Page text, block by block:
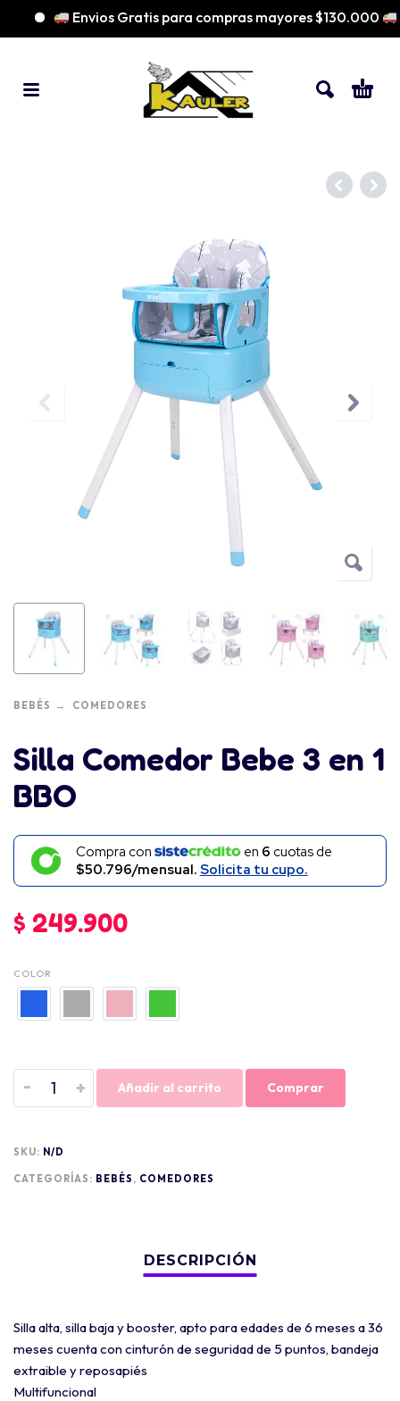
Envios Gratis para compras mayores $130.000
BEBÉS COMEDORES
Silla Comedor Bebe 3 en 1
BBO
Compra con en 6 cuotas de
$50.796/mensual. Solicita tu cupo.
$ 249.900
COLOR
- + Añadir al carrito Comprar
SKU: N/D
CATEGORÍAS: BEBÉS , COMEDORES
Silla alta, silla baja y booster, apto para edades de 6 meses a 36
meses cuenta con cinturón de seguridad de 5 puntos, bandeja
extraible y reposapiés
Multifuncional